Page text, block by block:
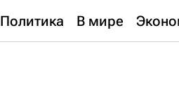
Политика В мире